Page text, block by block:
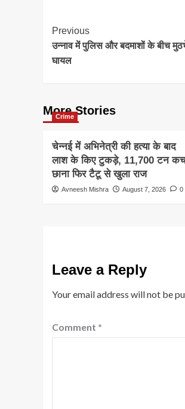
Post
Navigation
Previous
उन्नाव में पुलिस और बदमाशों के बीच
घायल
More Stories
Crime
चेन्नई में अभिनेत्री की हत्या के बाद
लाश के किए टुकड़े, 11,700 टन
छाना फिर टैटू से खुला राज
Avneesh Mishra August 7, 2026 0
Leave a Reply
Your email address will not be
Comment *